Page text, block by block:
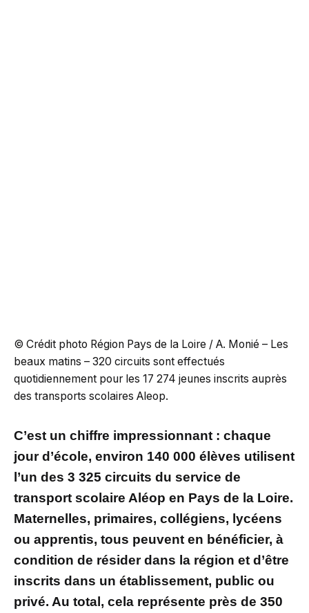
© Crédit photo Région Pays de la Loire / A. Monié – Les
beaux matins – 320 circuits sont effectués
quotidiennement pour les 17 274 jeunes inscrits auprès
des transports scolaires Aleop.
C’est un chiffre impressionnant : chaque
jour d’école, environ 140 000 élèves utilisent
l’un des 3 325 circuits du service de
transport scolaire Aléop en Pays de la Loire.
Maternelles, primaires, collégiens, lycéens
ou apprentis, tous peuvent en bénéficier, à
condition de résider dans la région et d’être
inscrits dans un établissement, public ou
privé. Au total, cela représente près de 350